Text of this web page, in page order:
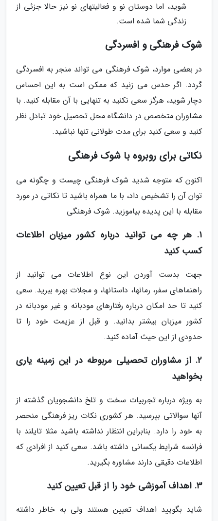
شوید، اما دوستان نو و فعالیتهای نو نیز حالا جزئی از
زندگی شما شده است.
شوک فرهنگی و افسردگی
در بعضی موارد، شوک فرهنگی می تواند منجر به افسردگی
گردد. اگر حدس می زنید که ممکن است به این احساس
دچار شوید، هرگز سعی نکنید به تنهایی با آن مقابله کنید. با
مشاوران متخصص در دانشگاه محل تحصیل خود تبادل نظر
کنید و سعی کنید برای مدت طولانی تنها نباشید.
نکاتی برای روبروه با شوک فرهنگی
اکنون که متوجه شدید شوک فرهنگی چیست و چگونه می
توان آن را تشخیص داد، با ما همراه باشید تا نکاتی در مورد
مقابله با این پدیده بیاموزید. شوک فرهنگی
1. هر چه می توانید درباره کشور میزبان اطلاعات
کسب کنید
جهت بدست آوردن این نوع اطلاعات می توانید از
راهنماهای سفر، رمانها، داستانها، و مجلات بهره ببرید. سعی
کنید تا حد امکان درباره رفتارهای مودبانه و غیر مودبانه در
کشور میزبان بیشتر بدانید. و قبل از عزیمت خود را تا
حدودی از این حیث آماده کنید.
2. از مشاوران تحصیلی مربوطه در این زمینه یاری
بخواهید
به ویژه درباره تجربیات سخت و تلخ دانشجویان گذشته از
آنها سوالاتی بپرسید. هر کشوری نکات ریز فرهنگی منحصر
به خود را دارد. بنابراین انتظار نداشته باشید مثلا تایلند با
فرانسه شرایط یکسانی داشته باشد. سعی کنید از افرادی که
اطلاعات دقیقی دارند مشاوره بگیرید.
3. اهداف آموزشی خود را از قبل تعیین کنید
شاید بگویید اهداف تعیین هستند ولی به خاطر داشته